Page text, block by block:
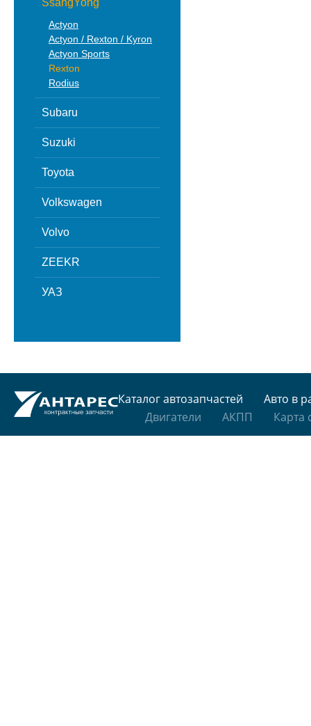
SsangYong
Actyon
Actyon / Rexton / Kyron
Actyon Sports
Rexton
Rodius
Subaru
Suzuki
Toyota
Volkswagen
Volvo
ZEEKR
УАЗ
Каталог автозапчастей
Авто в
Двигатели
АКПП Карта